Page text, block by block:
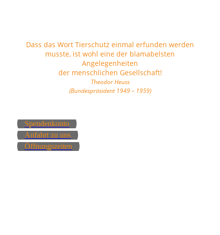
Dass das Wort Tierschutz einmal erfunden werden
musste, ist wohl eine der blamabelsten
Angelegenheiten
der menschlichen Gesellschaft!
Theodor Heuss
(Bundespräsident 1949 – 1959)
Spendenkonto
Anfahrt zu uns
Öffnungszeiten